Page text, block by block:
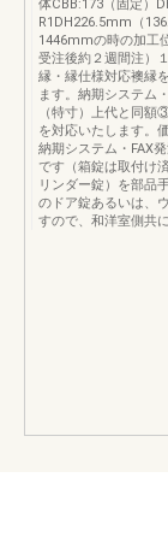
体CBB:173（固定）
R1DH226.5mm（
1446mmの時の加工
受注後約２週間注）
縁・縁仕様対応襖縁
ます。納期システム
（特寸）上代と同
を対応いたします。
納期システム・FAX
です（箱錠は取付け
リンダー錠）を部品
のドア錠あるいは、
すので、和洋室側共